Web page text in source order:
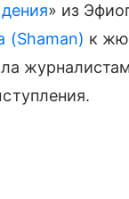
» из
(Shaman) к